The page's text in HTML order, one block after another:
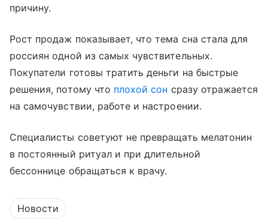
причину.
Рост продаж показывает, что тема сна стала для
россиян одной из самых чувствительных.
Покупатели готовы тратить деньги на быстрые
решения, потому что плохой сон сразу отражается
на самочувствии, работе и настроении.
Специалисты советуют не превращать мелатонин
в постоянный ритуал и при длительной
бессоннице обращаться к врачу.
Новости